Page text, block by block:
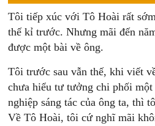
Tôi tiếp xúc với Tô Hoài rất
thế kỉ trước. Nhưng mãi đến
được một bài về ông.
Tôi trước sau vẫn thế, khi viết
chưa hiểu tư tưởng chi phối một
nghiệp sáng tác của ông ta, thì
Về Tô Hoài, tôi cứ nghĩ mãi